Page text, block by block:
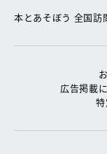
本とあそぼう 全国訪
広告掲載